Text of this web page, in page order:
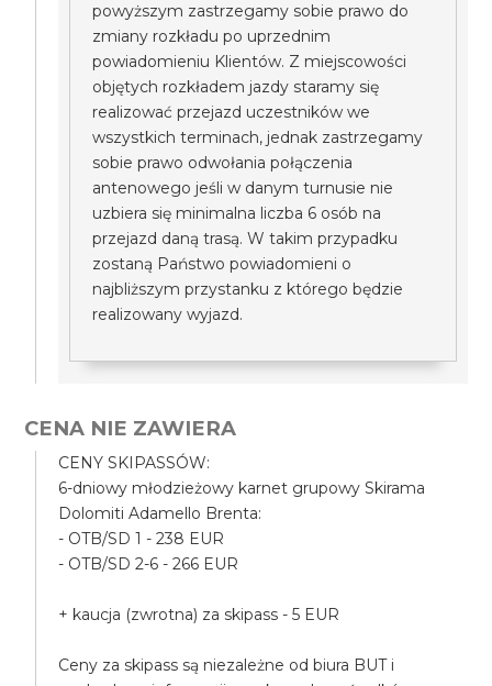
powyższym zastrzegamy sobie prawo do
zmiany rozkładu po uprzednim
powiadomieniu Klientów. Z miejscowości
objętych rozkładem jazdy staramy się
realizować przejazd uczestników we
wszystkich terminach, jednak zastrzegamy
sobie prawo odwołania połączenia
antenowego jeśli w danym turnusie nie
uzbiera się minimalna liczba 6 osób na
przejazd daną trasą. W takim przypadku
zostaną Państwo powiadomieni o
najbliższym przystanku z którego będzie
realizowany wyjazd.
CENA NIE ZAWIERA
CENY SKIPASSÓW:
6-dniowy młodzieżowy karnet grupowy Skirama
Dolomiti Adamello Brenta:
- OTB/SD 1 - 238 EUR
- OTB/SD 2-6 - 266 EUR
+ kaucja (zwrotna) za skipass - 5 EUR
Ceny za skipass są niezależne od biura BUT i